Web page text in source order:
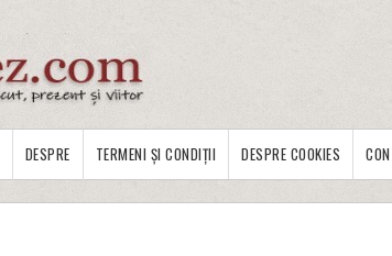
DESPRE TERMENI ȘI CONDIȚII DESPRE COOKIES